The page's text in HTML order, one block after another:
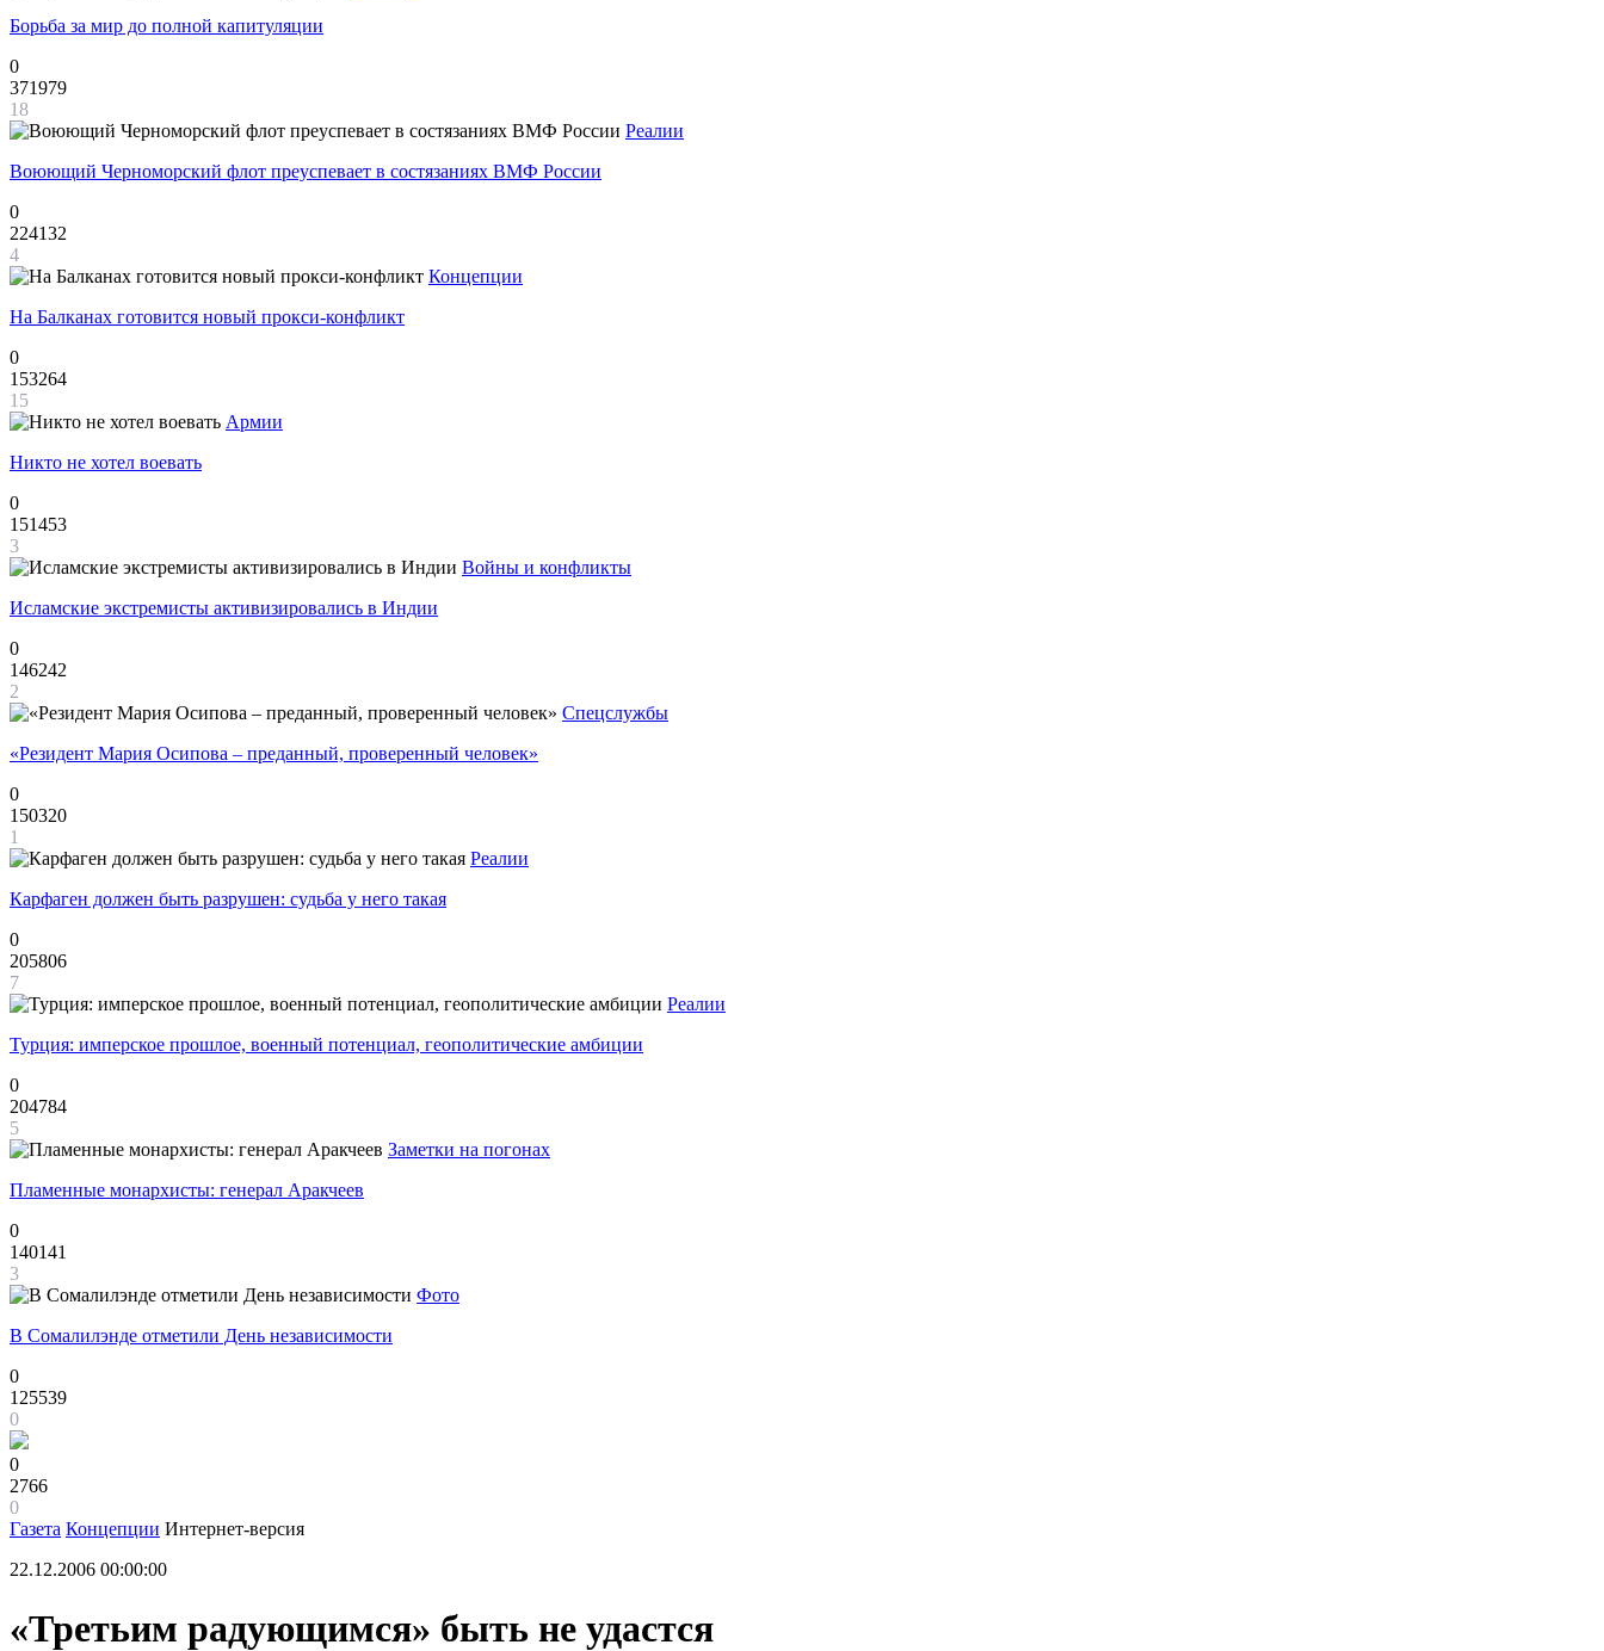
Борьба за мир до полной капитуляции
0
371979
18
Реалии
Воюющий Черноморский флот преуспевает в состязаниях ВМФ России
0
224132
4
Концепции
На Балканах готовится новый прокси-конфликт
0
153264
15
Армии
Никто не хотел воевать
0
151453
3
Войны и конфликты
Исламские экстремисты активизировались в Индии
0
146242
2
Спецслужбы
«Резидент Мария Осипова – преданный, проверенный человек»
0
150320
1
Реалии
Карфаген должен быть разрушен: судьба у него такая
0
205806
7
Реалии
Турция: имперское прошлое, военный потенциал, геополитические амбиции
0
204784
5
Заметки на погонах
Пламенные монархисты: генерал Аракчеев
0
140141
3
Фото
В Сомалилэнде отметили День независимости
0
125539
0
0
2766
0
Газета Концепции Интернет-версия
22.12.2006 00:00:00
«Третьим радующимся» быть не удастся